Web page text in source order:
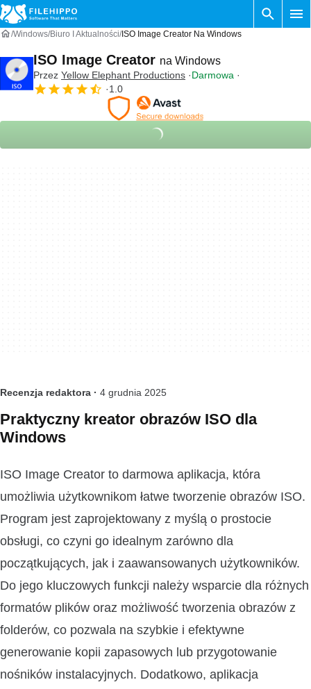
Windows Biuro I Aktualności ISO Image Creator Na Windows
ISO Image Creator na Windows
Przez ‪Yellow Elephant Productions‬
Darmowa
1.0
Recenzja redaktora · 4 grudnia 2025
Praktyczny kreator obrazów ISO dla
Windows
ISO Image Creator to darmowa aplikacja, która
umożliwia użytkownikom łatwe tworzenie obrazów ISO.
Program jest zaprojektowany z myślą o prostocie
obsługi, co czyni go idealnym zarówno dla
początkujących, jak i zaawansowanych użytkowników.
Do jego kluczowych funkcji należy wsparcie dla różnych
formatów plików oraz możliwość tworzenia obrazów z
folderów, co pozwala na szybkie i efektywne
generowanie kopii zapasowych lub przygotowanie
nośników instalacyjnych. Dodatkowo, aplikacja